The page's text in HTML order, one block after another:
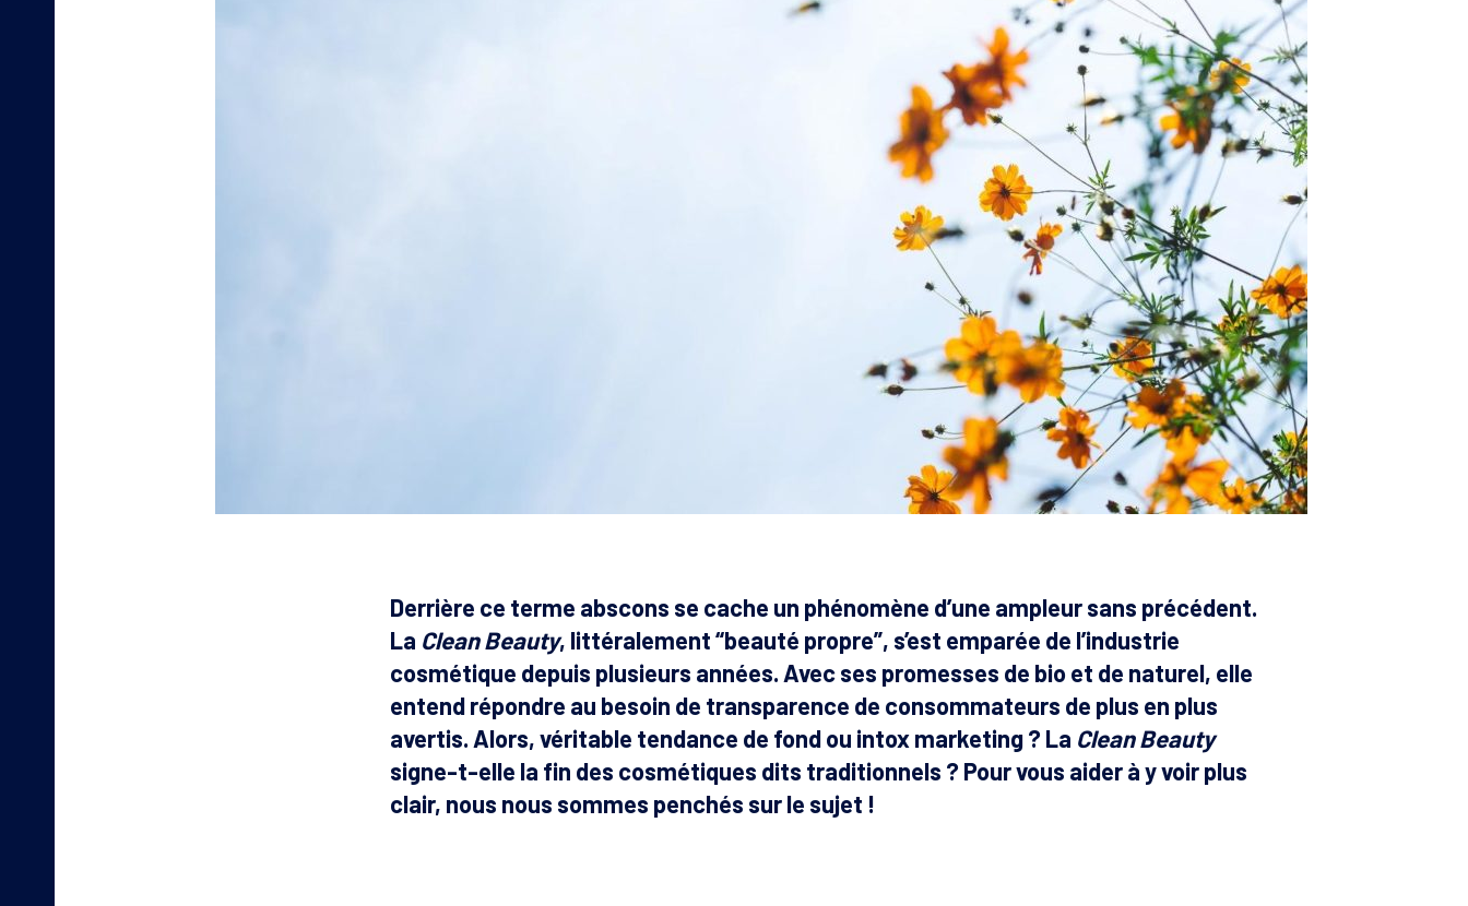
Derrière ce terme abscons se cache un phénomène d’une ampleur sans précédent.
La Clean Beauty, littéralement “beauté propre”, s’est emparée de l’industrie
cosmétique depuis plusieurs années. Avec ses promesses de bio et de naturel, elle
entend répondre au besoin de transparence de consommateurs de plus en plus
avertis. Alors, véritable tendance de fond ou intox marketing ? La Clean Beauty
signe-t-elle la fin des cosmétiques dits traditionnels ? Pour vous aider à y voir plus
clair, nous nous sommes penchés sur le sujet !